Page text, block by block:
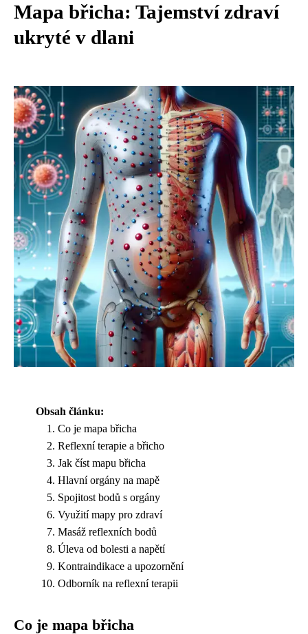
Mapa břicha: Tajemství zdraví
ukryté v dlani
Obsah článku:
Co je mapa břicha
Reflexní terapie a břicho
Jak číst mapu břicha
Hlavní orgány na mapě
Spojitost bodů s orgány
Využití mapy pro zdraví
Masáž reflexních bodů
Úleva od bolesti a napětí
Kontraindikace a upozornění
Odborník na reflexní terapii
Co je mapa břicha